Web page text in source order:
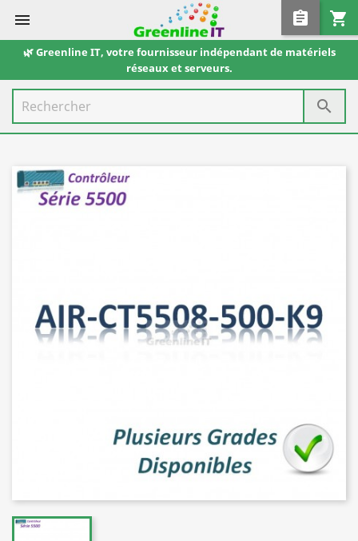
 shopping_cart
assignment
🌿 Greenline IT, votre fournisseur indépendant de matériels
réseaux et serveurs.
